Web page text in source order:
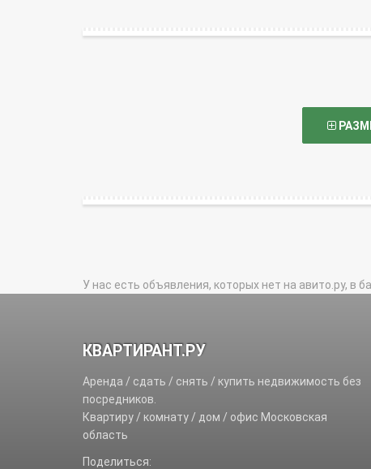
У нас есть объявления, которых нет на авито.ру, в
КВАРТИРАНТ.РУ
Аренда / сдать / снять / купить недвижимость без
посредников.
Квартиру / комнату / дом / офис Московская
область
Поделиться: